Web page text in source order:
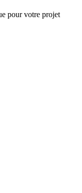
pour votre projet